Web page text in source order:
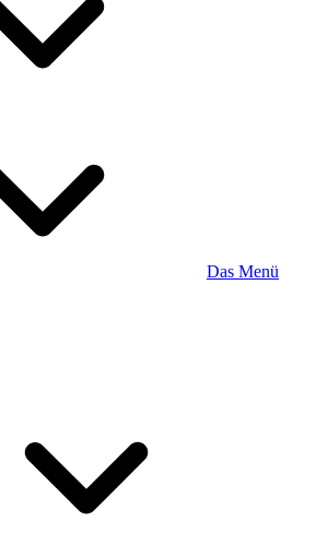
Das Menü